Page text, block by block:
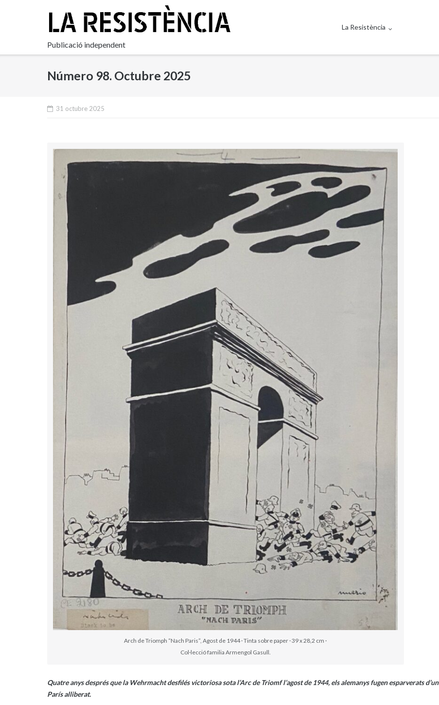
Publicació independent
La Resistència
Número 98. Octubre 2025
31 octubre 2025
Arch de Triomph “Nach Paris”, Agost de 1944 · Tinta sobre paper · 39 x 28,2 cm ·
Col·lecció familia Armengol Gasull.
Quatre anys després que la Wehrmacht desfilés victoriosa sota l’Arc de Triomf l’agost de 1944, els alemanys fugen esparverats d’un
París alliberat.